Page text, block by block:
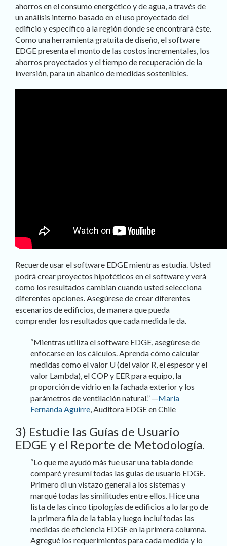
ahorros en el consumo energético y de agua, a través de
un análisis interno basado en el uso proyectado del
edificio y específico a la región donde se encontrará éste.
Como una herramienta gratuita de diseño, el software
EDGE presenta el monto de las costos incrementales, los
ahorros proyectados y el tiempo de recuperación de la
inversión, para un abanico de medidas sostenibles.
Recuerde usar el software EDGE mientras estudia. Usted
podrá crear proyectos hipotéticos en el software y verá
como los resultados cambian cuando usted selecciona
diferentes opciones. Asegúrese de crear diferentes
escenarios de edificios, de manera que pueda
comprender los resultados que cada medida le da.
“Mientras utiliza el software EDGE, asegúrese de
enfocarse en los cálculos. Aprenda cómo calcular
medidas como el valor U (del valor R, el espesor y el
valor Lambda), el COP y EER para equipo, la
proporción de vidrio en la fachada exterior y los
parámetros de ventilación natural.” —María
Fernanda Aguirre, Auditora EDGE en Chile
3) Estudie las Guías de Usuario
EDGE y el Reporte de Metodología.
“Lo que me ayudó más fue usar una tabla donde
comparé y resumí todas las guías de usuario EDGE.
Primero di un vistazo general a los sistemas y
marqué todas las similitudes entre ellos. Hice una
lista de las cinco tipologías de edificios a lo largo de
la primera fila de la tabla y luego incluí todas las
medidas de eficiencia EDGE en la primera columna.
Agregué los requerimientos para cada medida y lo